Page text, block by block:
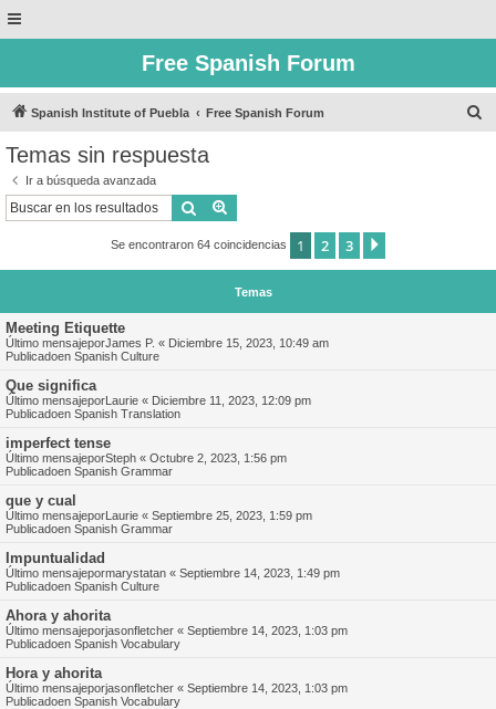
Free Spanish Forum
Spanish Institute of Puebla Free Spanish Forum
Temas sin respuesta
Ir a búsqueda avanzada
Buscar
Se encontraron 64 coincidencias 1 2 3
Temas
Meeting Etiquette
Último mensajeporJames P. « Diciembre 15, 2023, 10:49 am
Publicadoen Spanish Culture
Que significa
Último mensajeporLaurie « Diciembre 11, 2023, 12:09 pm
Publicadoen Spanish Translation
imperfect tense
Último mensajeporSteph « Octubre 2, 2023, 1:56 pm
Publicadoen Spanish Grammar
que y cual
Último mensajeporLaurie « Septiembre 25, 2023, 1:59 pm
Publicadoen Spanish Grammar
Impuntualidad
Último mensajepormarystatan « Septiembre 14, 2023, 1:49 pm
Publicadoen Spanish Culture
Ahora y ahorita
Último mensajeporjasonfletcher « Septiembre 14, 2023, 1:03 pm
Publicadoen Spanish Vocabulary
Hora y ahorita
Último mensajeporjasonfletcher « Septiembre 14, 2023, 1:03 pm
Publicadoen Spanish Vocabulary